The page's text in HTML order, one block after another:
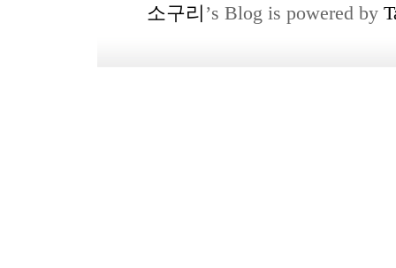
소구리 ’s Blog is powered by